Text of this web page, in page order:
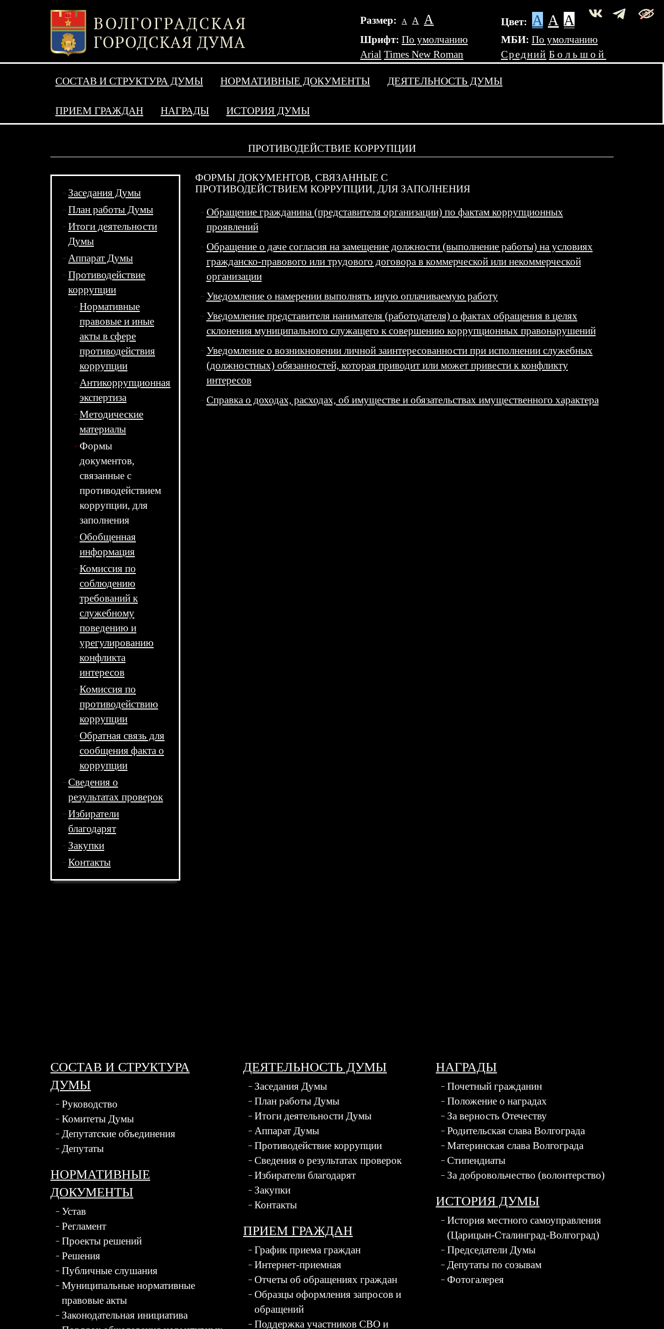
Размер: А А А Цвет: A A A
Шрифт: По умолчанию
Arial Times New Roman
МБИ: По умолчанию
Средний Большой
СОСТАВ И СТРУКТУРА ДУМЫ НОРМАТИВНЫЕ ДОКУМЕНТЫ ДЕЯТЕЛЬНОСТЬ ДУМЫ
ПРИЕМ ГРАЖДАН НАГРАДЫ ИСТОРИЯ ДУМЫ
ПРОТИВОДЕЙСТВИЕ КОРРУПЦИИ
Заседания Думы
План работы Думы
Итоги деятельности
Думы
Аппарат Думы
Противодействие
коррупции
Нормативные
правовые и иные
акты в сфере
противодействия
коррупции
Антикоррупционная
экспертиза
Методические
материалы
Формы
документов,
связанные с
противодействием
коррупции, для
заполнения
Обобщенная
информация
Комиссия по
соблюдению
требований к
служебному
поведению и
урегулированию
конфликта
интересов
Комиссия по
противодействию
коррупции
Обратная связь для
сообщения факта о
коррупции
Сведения о
результатах проверок
Избиратели
благодарят
Закупки
Контакты
ФОРМЫ ДОКУМЕНТОВ, СВЯЗАННЫЕ С
ПРОТИВОДЕЙСТВИЕМ КОРРУПЦИИ, ДЛЯ ЗАПОЛНЕНИЯ
Обращение гражданина (представителя организации) по фактам коррупционных
проявлений
Обращение о даче согласия на замещение должности (выполнение работы) на условиях
гражданско-правового или трудового договора в коммерческой или некоммерческой
организации
Уведомление о намерении выполнять иную оплачиваемую работу
Уведомление представителя нанимателя (работодателя) о фактах обращения в целях
склонения муниципального служащего к совершению коррупционных правонарушений
Уведомление о возникновении личной заинтересованности при исполнении служебных
(должностных) обязанностей, которая приводит или может привести к конфликту
интересов
Справка о доходах, расходах, об имуществе и обязательствах имущественного характера
СОСТАВ И СТРУКТУРА
ДУМЫ
Руководство
Комитеты Думы
Депутатские объединения
Депутаты
НОРМАТИВНЫЕ
ДОКУМЕНТЫ
Устав
Регламент
Проекты решений
Решения
Публичные слушания
Муниципальные нормативные
правовые акты
Законодательная инициатива
ДЕЯТЕЛЬНОСТЬ ДУМЫ
Заседания Думы
План работы Думы
Итоги деятельности Думы
Аппарат Думы
Противодействие коррупции
Сведения о результатах проверок
Избиратели благодарят
Закупки
Контакты
ПРИЕМ ГРАЖДАН
График приема граждан
Интернет-приемная
Отчеты об обращениях граждан
Образцы оформления запросов и
обращений
Поддержка участников СВО и
НАГРАДЫ
Почетный гражданин
Положение о наградах
За верность Отечеству
Родительская слава Волгограда
Материнская слава Волгограда
Стипендиаты
За добровольчество (волонтерство)
ИСТОРИЯ ДУМЫ
История местного самоуправления
(Царицын-Сталинград-Волгоград)
Председатели Думы
Депутаты по созывам
Фотогалерея